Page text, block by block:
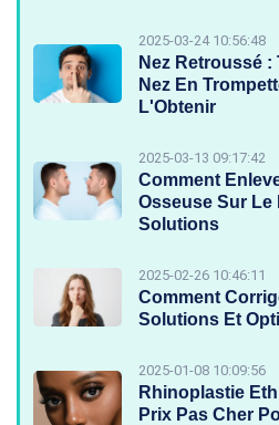
2025-03-24 10:56:48
Nez Retroussé
Nez En
L'Obtenir
2025-03-13 09:17:42
Comment
Osseuse Sur
Solutions
2025-02-26 10:46:11
Comment
Solutions Et
2025-01-08 10:09:56
Rhinoplastie
Prix Pas Cher